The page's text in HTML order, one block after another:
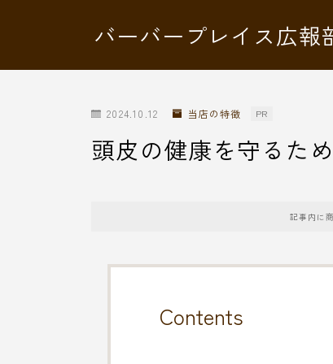
バーバープレイス広報
2024.10.12 当店の特徴 PR
頭皮の健康を守るた
記事内に
Contents